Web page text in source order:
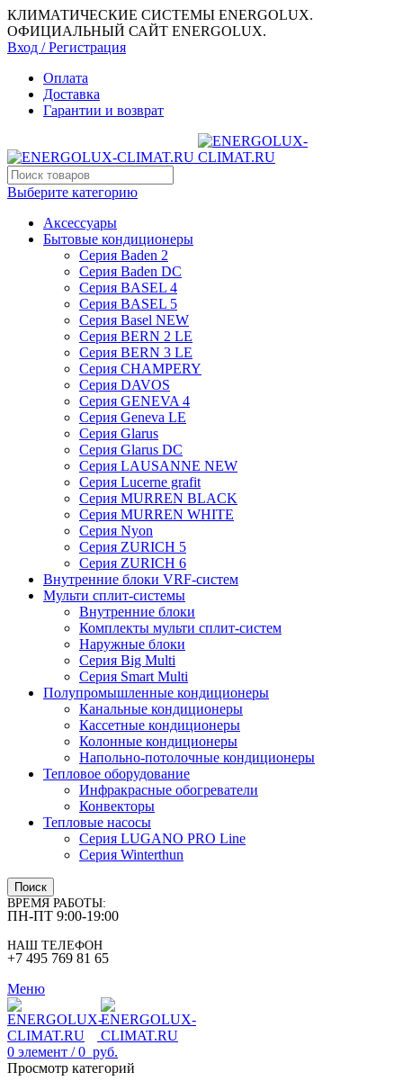
КЛИМАТИЧЕСКИЕ СИСТЕМЫ ENERGOLUX.
ОФИЦИАЛЬНЫЙ САЙТ ENERGOLUX.
Вход / Регистрация
Оплата
Доставка
Гарантии и возврат
Выберите категорию
Аксессуары
Бытовые кондиционеры
Серия Baden 2
Серия Baden DC
Серия BASEL 4
Серия BASEL 5
Серия Basel NEW
Серия BERN 2 LE
Серия BERN 3 LE
Серия CHAMPERY
Серия DAVOS
Серия GENEVA 4
Серия Geneva LE
Серия Glarus
Серия Glarus DC
Серия LAUSANNE NEW
Серия Lucerne grafit
Серия MURREN BLACK
Серия MURREN WHITE
Серия Nyon
Серия ZURICH 5
Серия ZURICH 6
Внутренние блоки VRF-систем
Мульти сплит-системы
Внутренние блоки
Комплекты мульти сплит-систем
Наружные блоки
Серия Big Multi
Серия Smart Multi
Полупромышленные кондиционеры
Канальные кондиционеры
Кассетные кондиционеры
Колонные кондиционеры
Напольно-потолочные кондиционеры
Тепловое оборудование
Инфракрасные обогреватели
Конвекторы
Тепловые насосы
Серия LUGANO PRO Line
Серия Winterthun
Поиск
ВРЕМЯ РАБОТЫ:
ПН-ПТ 9:00-19:00
НАШ ТЕЛЕФОН
+7 495 769 81 65
Меню
0 элемент / 0 руб.
Просмотр категорий